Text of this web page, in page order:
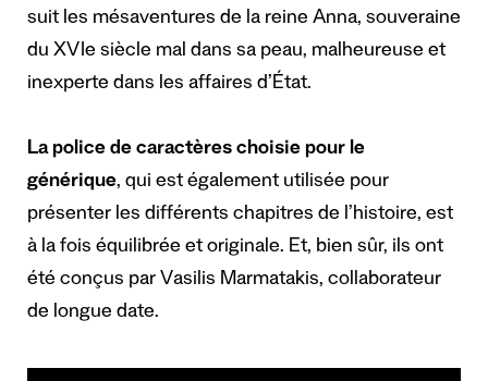
suit les mésaventures de la reine Anna, souveraine
du XVIe siècle mal dans sa peau, malheureuse et
inexperte dans les affaires d’État.
La police de caractères choisie pour le
générique, qui est également utilisée pour
présenter les différents chapitres de l’histoire, est
à la fois équilibrée et originale. Et, bien sûr, ils ont
été conçus par Vasilis Marmatakis, collaborateur
de longue date.